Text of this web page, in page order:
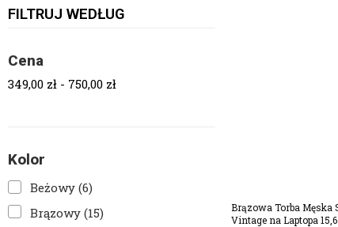
FILTRUJ WEDŁUG
Cena
349,00 zł - 750,00 zł
Kolor
Beżowy(6)
Brązowy(15)
Brązowa Torba Męska
Vintage na Laptopa